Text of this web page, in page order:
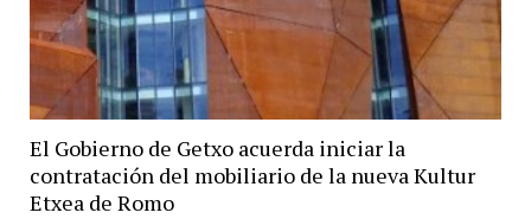
El Gobierno de Getxo acuerda iniciar la
contratación del mobiliario de la nueva Kultur
Etxea de Romo